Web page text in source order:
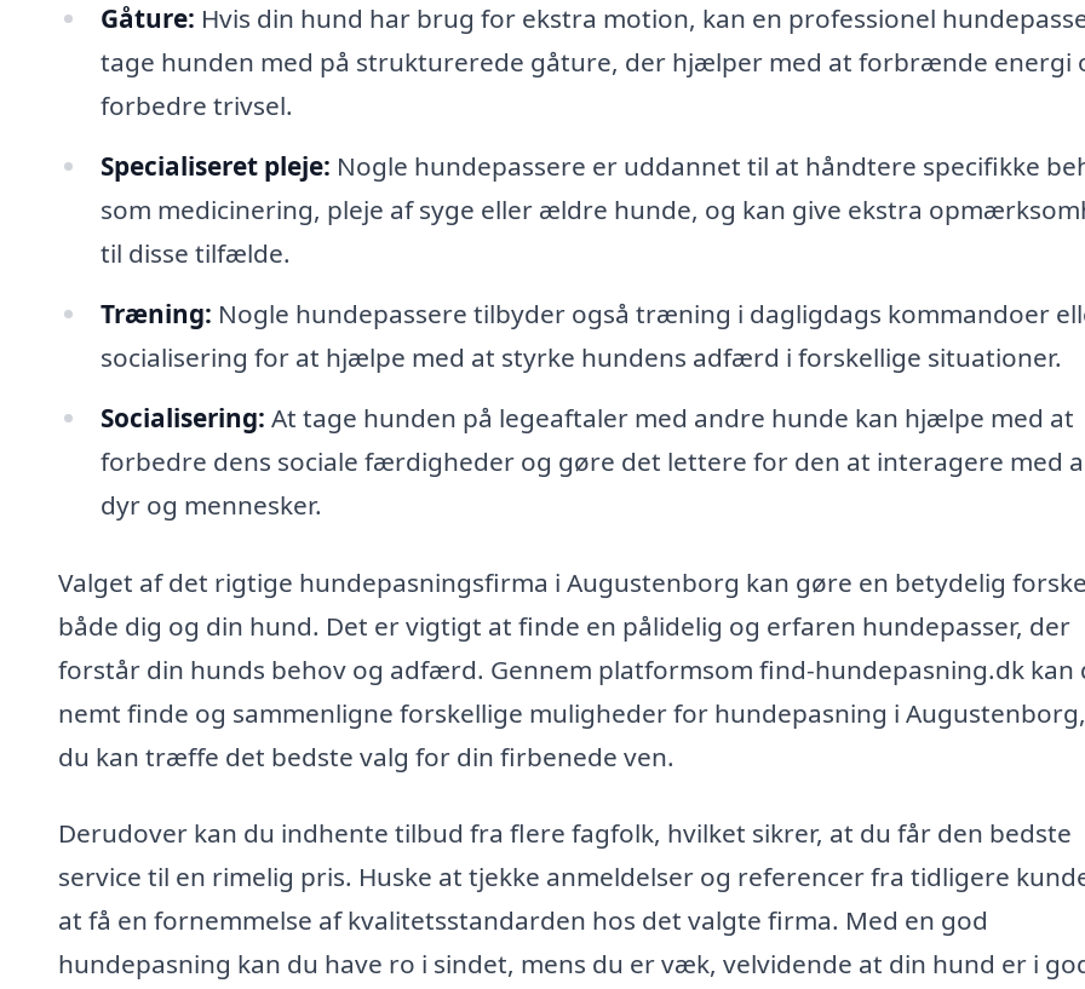
Gåture: Hvis din hund har brug for ekstra motion, kan en professionel
tage hunden med på strukturerede gåture, der hjælper med at forbrænde energi
forbedre trivsel.
Specialiseret pleje: Nogle hundepassere er uddannet til at håndtere specifikke
som medicinering, pleje af syge eller ældre hunde, og kan give ekstra
til disse tilfælde.
Træning: Nogle hundepassere tilbyder også træning i dagligdags kommandoer
socialisering for at hjælpe med at styrke hundens adfærd i forskellige situationer.
Socialisering: At tage hunden på legeaftaler med andre hunde kan hjælpe med at
forbedre dens sociale færdigheder og gøre det lettere for den at interagere med
dyr og mennesker.
Valget af det rigtige hundepasningsfirma i Augustenborg kan gøre en betydelig
både dig og din hund. Det er vigtigt at finde en pålidelig og erfaren hundepasser, der
forstår din hunds behov og adfærd. Gennem platformsom find-hundepasning.dk kan
nemt finde og sammenligne forskellige muligheder for hundepasning i
du kan træffe det bedste valg for din firbenede ven.
Derudover kan du indhente tilbud fra flere fagfolk, hvilket sikrer, at du får den bedste
service til en rimelig pris. Huske at tjekke anmeldelser og referencer fra tidligere
at få en fornemmelse af kvalitetsstandarden hos det valgte firma. Med en god
hundepasning kan du have ro i sindet, mens du er væk, velvidende at din hund er i